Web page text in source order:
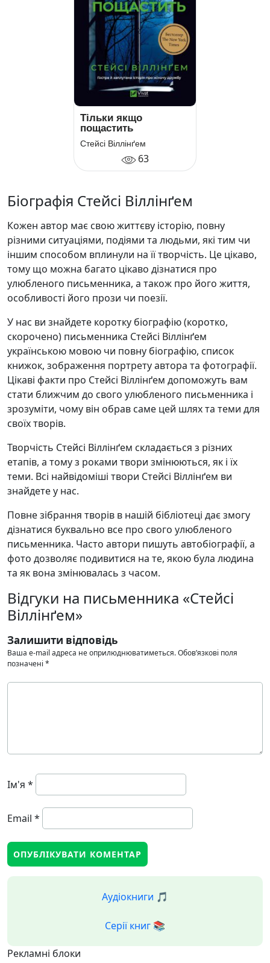
Тільки якщо
пощастить
Стейсі Віллінґем
63
Біографія Стейсі Віллінґем
Кожен автор має свою життєву історію, повну
різними ситуаціями, подіями та людьми, які тим чи
іншим способом вплинули на її творчість. Це цікаво,
тому що можна багато цікаво дізнатися про
улюбленого письменника, а також про його життя,
особливості його прози чи поезії.
У нас ви знайдете коротку біографію (коротко,
скорочено) письменника Стейсі Віллінґем
українською мовою чи повну біографію, список
книжок, зображення портрету автора та фотографії.
Цікаві факти про Стейсі Віллінґем допоможуть вам
стати ближчим до свого улюбленого письменника і
зрозуміти, чому він обрав саме цей шлях та теми для
своїх творів.
Творчість Стейсі Віллінґем складається з різних
етапів, а тому з роками твори змінюються, як і їх
теми. Всі найвідоміші твори Стейсі Віллінґем ви
знайдете у нас.
Повне зібрання творів в нашій бібліотеці дає змогу
дізнатися буквально все про свого улюбленого
письменника. Часто автори пишуть автобіографії, а
фото дозволяє подивитися на те, якою була людина
та як вона змінювалась з часом.
Відгуки на письменника «Стейсі
Віллінґем»
Залишити відповідь
Ваша e-mail адреса не оприлюднюватиметься.Обов’язкові поля
позначені *
Ім'я *
Email *
Аудіокниги 🎵
Серії книг 📚
Рекламні блоки